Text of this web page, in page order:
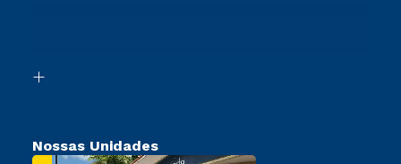
Segunda Graduação
Nossas Unidades